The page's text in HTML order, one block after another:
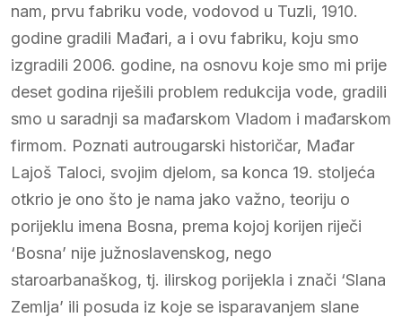
nam, prvu fabriku vode, vodovod u Tuzli, 1910.
godine gradili Mađari, a i ovu fabriku, koju smo
izgradili 2006. godine, na osnovu koje smo mi prije
deset godina riješili problem redukcija vode, gradili
smo u saradnji sa mađarskom Vladom i mađarskom
firmom. Poznati autrougarski historičar, Mađar
Lajoš Taloci, svojim djelom, sa konca 19. stoljeća
otkrio je ono što je nama jako važno, teoriju o
porijeklu imena Bosna, prema kojoj korijen riječi
‘Bosna’ nije južnoslavenskog, nego
staroarbanaškog, tj. ilirskog porijekla i znači ‘Slana
Zemlja’ ili posuda iz koje se isparavanjem slane